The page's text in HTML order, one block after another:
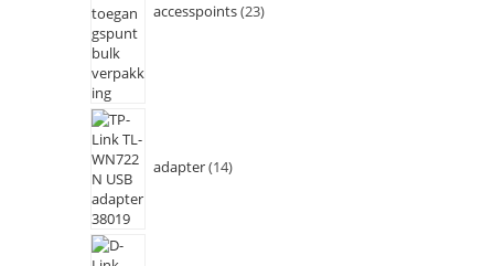
accesspoints 23
adapter 14